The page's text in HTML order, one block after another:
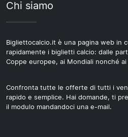
Chi siamo
Bigliettocalcio.it è una pagina web in
rapidamente i biglietti calcio: dalle
Coppe europee, ai Mondiali nonché
Confronta tutte le offerte di tutti i
rapido e semplice. Hai domande, ti
il modulo mandandoci una e-mail.